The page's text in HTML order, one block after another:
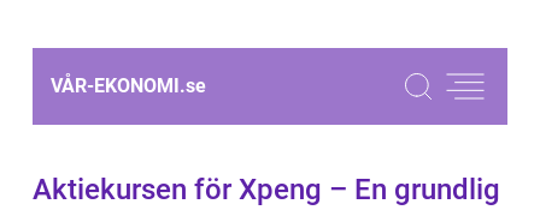
VÅR-EKONOMI.se
Aktiekursen för Xpeng – En grundlig